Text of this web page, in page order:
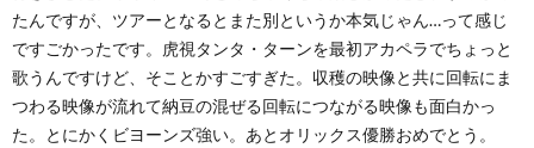
たんですが、ツアーとなるとまた別というか本気じゃん…って感じ
ですごかったです。虎視タンタ・ターンを最初アカペラでちょっと
歌うんですけど、そことかすごすぎた。収穫の映像と共に回転にま
つわる映像が流れて納豆の混ぜる回転につながる映像も面白かっ
た。とにかくビヨーンズ強い。あとオリックス優勝おめでとう。